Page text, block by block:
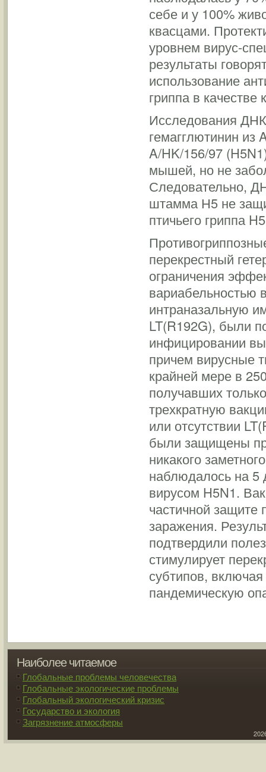
себе и у 100%
квасцами.
уровнем вирус-
результаты
использование
гриппа в качестве
Исследования
гемагглютинин из
A/HK/156/97
мышей, но не
Следовательно,
штамма Н5 не
птичьего гриппа
перекрестный
ограничения
вариабельностью
интраназальную
LT(R192G), были
инфицировании
причем вирусные
крайней мере в
получавших
трехкратную
или отсутствии
были защищены
никакого
наблюдалось на 5
вирусом H5N1.
частичной защите
заражения.
подтвердили
стимулирует
субтипов,
пандемическую
Наиболее читаемое
Глобальные проблемы человечества
Глобальные экологические проблемы
Глобальный экологический кризис
Государство и экология
Загрязнение атмосферы